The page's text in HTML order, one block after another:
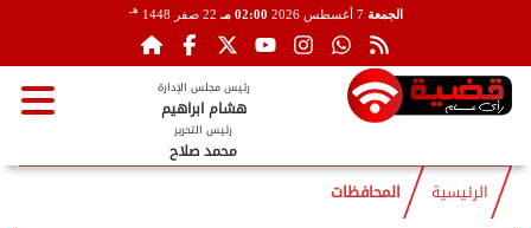
الجمعة 7 أغسطس 2026 02:00 مـ 22 صفر 1448 هـ
رئيس مجلس الإدارة
هشام ابراهيم
رئيس التحرير
محمد صلاح
الرئيسية المحافظات